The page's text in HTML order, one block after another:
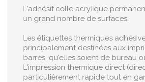
L'adhésif colle acrylique
un grand nombre de surfaces.
Les étiquettes thermiques
principalement destinées aux
barres, qu'elles soient de bureau
L'impression thermique direct
particulièrement rapide tout en